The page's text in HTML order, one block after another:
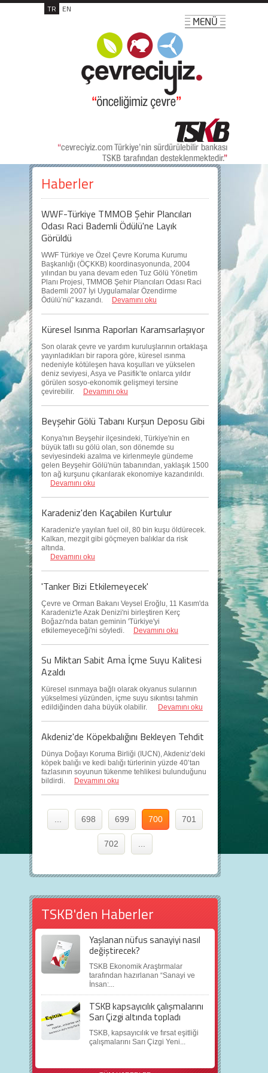
TR EN
Haberler
WWF-Türkiye TMMOB Şehir Plancıları
Odası Raci Bademli Ödülü'ne Layık
Görüldü
WWF Türkiye ve Özel Çevre Koruma Kurumu
Başkanlığı (ÖÇKKB) koordinasyonunda, 2004
yılından bu yana devam eden Tuz Gölü Yönetim
Planı Projesi, TMMOB Şehir Plancıları Odası Raci
Bademli 2007 İyi Uygulamalar Özendirme
Ödülü’nü" kazandı.
Devamını oku
Küresel Isınma Raporları Karamsarlaşıyor
Son olarak çevre ve yardım kuruluşlarının ortaklaşa
yayınladıkları bir rapora göre, küresel ısınma
nedeniyle kötüleşen hava koşulları ve yükselen
deniz seviyesi, Asya ve Pasifik’te onlarca yıldır
görülen sosyo-ekonomik gelişmeyi tersine
çevirebilir.
Devamını oku
Beyşehir Gölü Tabanı Kurşun Deposu Gibi
Konya'nın Beyşehir ilçesindeki, Türkiye'nin en
büyük tatlı su gölü olan, son dönemde su
seviyesindeki azalma ve kirlenmeyle gündeme
gelen Beyşehir Gölü'nün tabanından, yaklaşık 1500
ton ağ kurşunu çıkarılarak ekonomiye kazandırıldı.
Devamını oku
Karadeniz'den Kaçabilen Kurtulur
Karadeniz'e yayılan fuel oil, 80 bin kuşu öldürecek.
Kalkan, mezgit gibi göçmeyen balıklar da risk
altında.
Devamını oku
'Tanker Bizi Etkilemeyecek'
Çevre ve Orman Bakanı Veysel Eroğlu, 11 Kasım'da
Karadeniz'le Azak Denizi'ni birleştiren Kerç
Boğazı'nda batan geminin 'Türkiye'yi
etkilemeyeceği'ni söyledi.
Devamını oku
Su Miktarı Sabit Ama İçme Suyu Kalitesi
Azaldı
Küresel ısınmaya bağlı olarak okyanus sularının
yükselmesi yüzünden, içme suyu sıkıntısı tahmin
edildiğinden daha büyük olabilir.
Devamını oku
Akdeniz'de Köpekbalığını Bekleyen Tehdit
Dünya Doğayı Koruma Birliği (IUCN), Akdeniz’deki
köpek balığı ve kedi balığı türlerinin yüzde 40’tan
fazlasının soyunun tükenme tehlikesi bulunduğunu
bildirdi.
Devamını oku
698 699 700 701
702
TSKB'den Haberler
Yaşlanan nüfus sanayiyi nasıl
değiştirecek?
TSKB Ekonomik Araştırmalar
tarafından hazırlanan “Sanayi ve
İnsan:...
TSKB kapsayıcılık çalışmalarını
Sarı Çizgi altında topladı
TSKB, kapsayıcılık ve fırsat eşitliği
çalışmalarını Sarı Çizgi Yeni...